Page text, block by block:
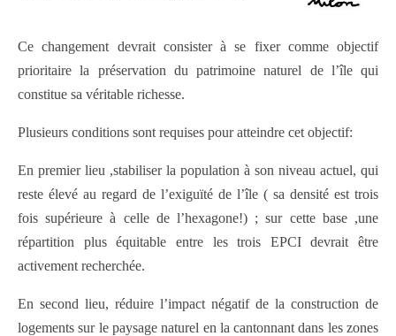
Ce changement devrait consister à se fixer comme objectif
prioritaire la préservation du patrimoine naturel de l’île qui
constitue sa véritable richesse.
Plusieurs conditions sont requises pour atteindre cet objectif:
En premier lieu ,stabiliser la population à son niveau actuel, qui
reste élevé au regard de l’exiguïté de l’île ( sa densité est trois
fois supérieure à celle de l’hexagone!) ; sur cette base ,une
répartition plus équitable entre les trois EPCI devrait être
activement recherchée.
En second lieu, réduire l’impact négatif de la construction de
logements sur le paysage naturel en la cantonnant dans les zones